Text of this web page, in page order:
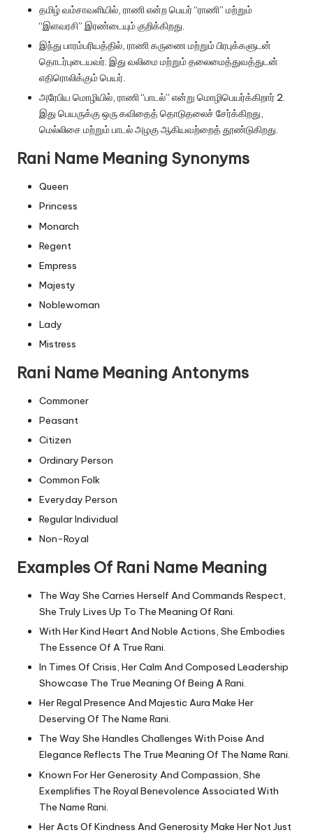
தமிழ் வம்சாவளியில், ராணி என்ற பெயர் “ராணி” மற்றும்
“இளவரசி” இரண்டையும் குறிக்கிறது.
இந்து பாரம்பரியத்தில், ராணி கருணை மற்றும் பிரபுக்களுடன்
தொடர்புடையவர். இது வலிமை மற்றும் தலைமைத்துவத்துடன்
எதிரொலிக்கும் பெயர்.
அரேபிய மொழியில், ராணி “பாடல்” என்று மொழிபெயர்க்கிறார் 2.
இது பெயருக்கு ஒரு கவிதைத் தொடுதலைச் சேர்க்கிறது,
மெல்லிசை மற்றும் பாடல் அழகு ஆகியவற்றைத் தூண்டுகிறது.
Rani Name Meaning Synonyms
Queen
Princess
Monarch
Regent
Empress
Majesty
Noblewoman
Lady
Mistress
Rani Name Meaning Antonyms
Commoner
Peasant
Citizen
Ordinary Person
Common Folk
Everyday Person
Regular Individual
Non-Royal
Examples Of Rani Name Meaning
The Way She Carries Herself And Commands Respect,
She Truly Lives Up To The Meaning Of Rani.
With Her Kind Heart And Noble Actions, She Embodies
The Essence Of A True Rani.
In Times Of Crisis, Her Calm And Composed Leadership
Showcase The True Meaning Of Being A Rani.
Her Regal Presence And Majestic Aura Make Her
Deserving Of The Name Rani.
The Way She Handles Challenges With Poise And
Elegance Reflects The True Meaning Of The Name Rani.
Known For Her Generosity And Compassion, She
Exemplifies The Royal Benevolence Associated With
The Name Rani.
Her Acts Of Kindness And Generosity Make Her Not Just